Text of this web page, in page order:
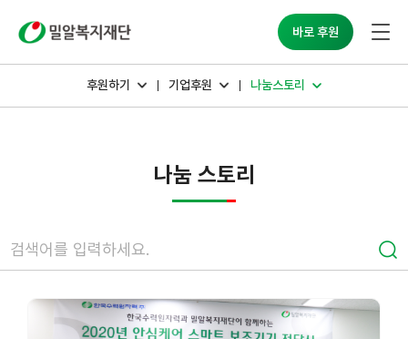
바로 후원
후원하기 기업후원 나눔스토리
나눔 스토리